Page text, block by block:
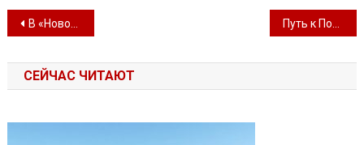
Навигация по записям
В «Новом Херсонесе» состоялся концерт эстрадно-духового оркестра
СЕЙЧАС ЧИТАЮТ